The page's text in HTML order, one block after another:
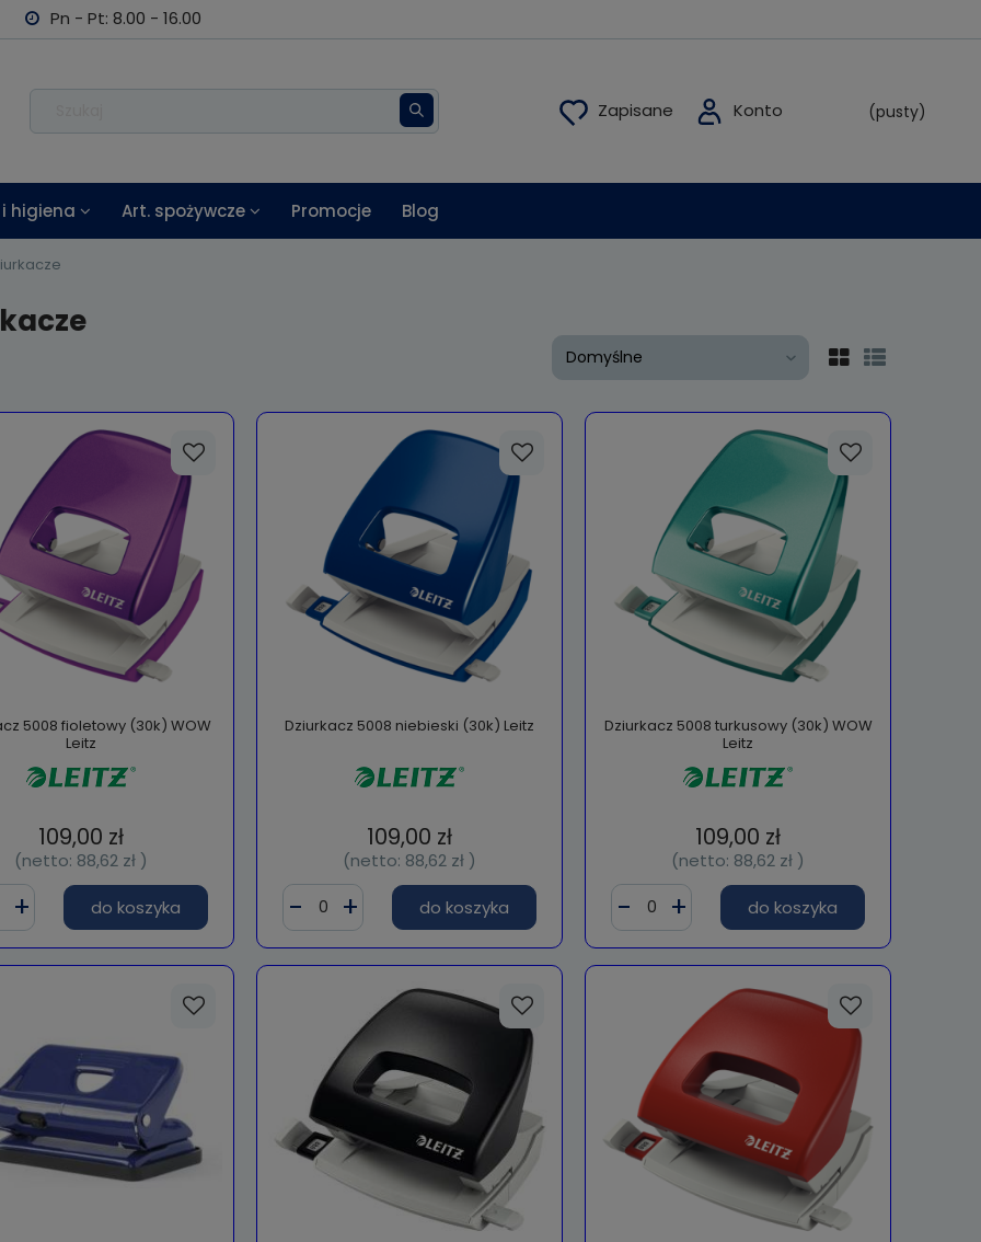
Pn - Pt: 8.00 - 16.00
(pusty)
higiena Art. spożywcze Promocje Blog
5008 fioletowy (30k) WOW
Leitz
109,00 zł
(netto: 88,62 zł )
do koszyka
Dziurkacz 5008 niebieski (30k) Leitz
109,00 zł
(netto: 88,62 zł )
do koszyka
Dziurkacz 5008 turkusowy (30k) WOW
Leitz
109,00 zł
(netto: 88,62 zł )
do koszyka